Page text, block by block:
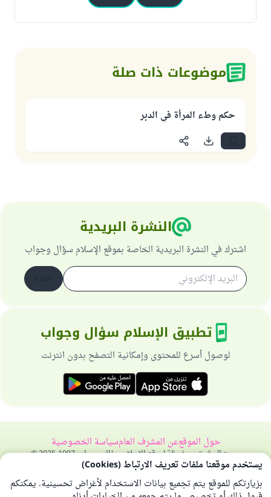
موضوعات ذات صلة
حكم وطء المرأة في الدبر
النشرة البريدية
اشترك في النشرة البريدية الخاصة بموقع الإسلام سؤال وجواب
تطبيق الإسلام سؤال وجواب
لوصول أسرع للمحتوى وإمكانية التصفح بدون انترنت
حول الموقععن المشرف العامسياسة الخصوصية
جميع الحقوق محفوظة لموقع الإسلام سؤال وجواب 1997-2025 ©
يستخدم موقعنا ملفات تعريف الارتباط (Cookies)
بزيارتكم للموقع يتم تجميع بيانات الاستخدام لأغراض تحسينية. يمكنكم